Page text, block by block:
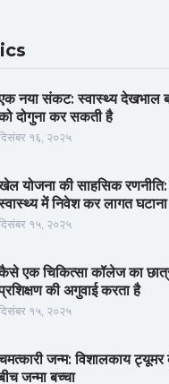
नया संकट: स्वास्थ्य देखभाल
दोगुना कर सकती है
१६, २०२५
योजना की साहसिक
में निवेश कर लागत घटाना
१५, २०२५
एक चिकित्सा कॉलेज का
की अगुवाई करता है
१५, २०२५
जन्म: विशालकाय
जन्मा बच्चा